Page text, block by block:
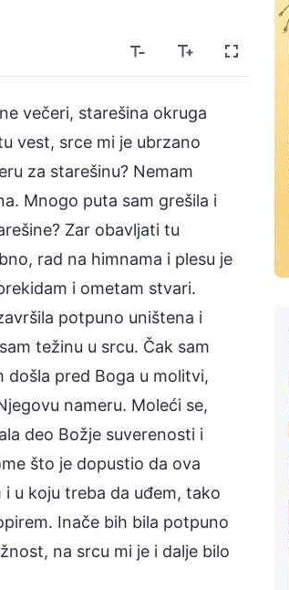
večeri, starešina okruga
vest, srce mi je ubrzano
za starešinu? Nemam
Mnogo puta sam grešila i
Zar obavljati tu
rad na himnama i plesu je
i ometam stvari.
potpuno uništena i
težinu u srcu. Čak sam
došla pred Boga u molitvi,
nameru. Moleći se,
deo Božje suverenosti i
što je dopustio da ova
u koju treba da uđem, tako
Inače bih bila potpuno
na srcu mi je i dalje bilo